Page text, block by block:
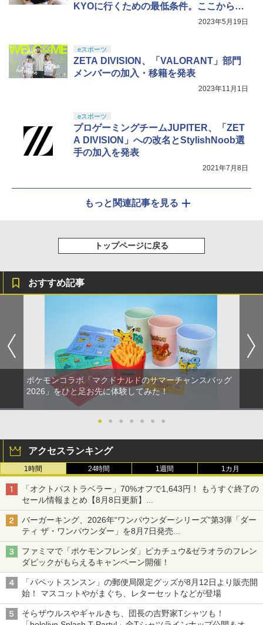
￥8,589
KYOに行くための最低条件。ここからし
っかり勝ちにいきたい」【VCT Pacific】
2023年5月19日
eスポーツ
ZETA DIVISION、「VALORANT」部門
メンバーの加入・移籍を発表
2023年11月1日
eスポーツ
プロゲーミングチームJUPITER、「ZET
A DIVISION」への改名とStylishNoob選
手の加入を発表
2021年7月8日
もっと関連記事を見る
トップページに戻る
おすすめ記事
ポケモンコラボ「マクドナルドのサマーチャンスバッグ
2026」をひと足お先に体験してみた！
● ● ● ● ● ● ●
アクセスランキング
1時間 24時間 1週間 1カ月
「オクトパストラベラー」70%オフで1,643円！ もうすぐ終了の
セール情報まとめ【8月8日更新】
ニンテンドーeショップでは「大神 絶景版」が67%オフで990円
バーガーキング、2026年“ワンパウンダーシリーズ”第3弾「ダー
ティ ザ・ワンパウンダー」を8月7日発売
「特製ガーリックマヨソース」を使用した超大型チーズバーガー
ファミマで「ポケモンフレンダ」ピカチュウ&ゼラオラのフレン
ダピックがもらえるキャンペーン開催！
「パペットスンスン」の郵便局限定グッズが8月12日より販売開
始！ マスコットやがまぐち、レターセットなどが登場
そらザウルスやギャルきち、団長の吉野家Tシャツも！